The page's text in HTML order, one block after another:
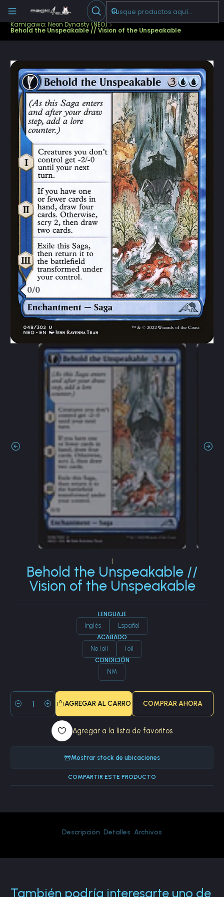
Escribenos
Cartas Sueltas Magic Pioneer
Kamigawa: Neon Dynasty (NEO)
Behold the Unspeakable // Vision of the Unspeakable
Behold the Unspeakable //
Vision of the Unspeakable
LENGUAJE
Inglés Español
ACABADO
No Foil Foil
CONDICIÓN
NM
Cantidad
AGREGAR AL CARRO COMPRAR AHORA
Agregar a la lista de favoritos
Mostrar stock de ubicaciones
COMPARTIR ESTE PRODUCTO
Descripción Detalles Archivos
También podría interesarte uno de